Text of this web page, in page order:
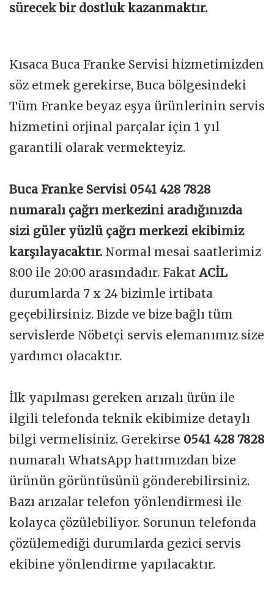
sürecek bir dostluk kazanmaktır.
Kısaca Buca Franke Servisi hizmetimizden
söz etmek gerekirse, Buca bölgesindeki
Tüm Franke beyaz eşya ürünlerinin servis
hizmetini orjinal parçalar için 1 yıl
garantili olarak vermekteyiz.
Buca Franke Servisi 0541 428 7828
numaralı çağrı merkezini aradığınızda
sizi güler yüzlü çağrı merkezi ekibimiz
karşılayacaktır. Normal mesai saatlerimiz
8:00 ile 20:00 arasındadır. Fakat ACİL
durumlarda 7 x 24 bizimle irtibata
geçebilirsiniz. Bizde ve bize bağlı tüm
servislerde Nöbetçi servis elemanımız size
yardımcı olacaktır.
İlk yapılması gereken arızalı ürün ile
ilgili telefonda teknik ekibimize detaylı
bilgi vermelisiniz. Gerekirse 0541 428 7828
numaralı WhatsApp hattımızdan bize
ürünün görüntüsünü gönderebilirsiniz.
Bazı arızalar telefon yönlendirmesi ile
kolayca çözülebiliyor. Sorunun telefonda
çözülemediği durumlarda gezici servis
ekibine yönlendirme yapılacaktır.